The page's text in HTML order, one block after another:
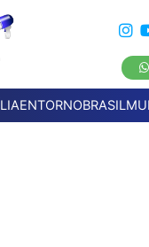
ENTORNOBRASIL